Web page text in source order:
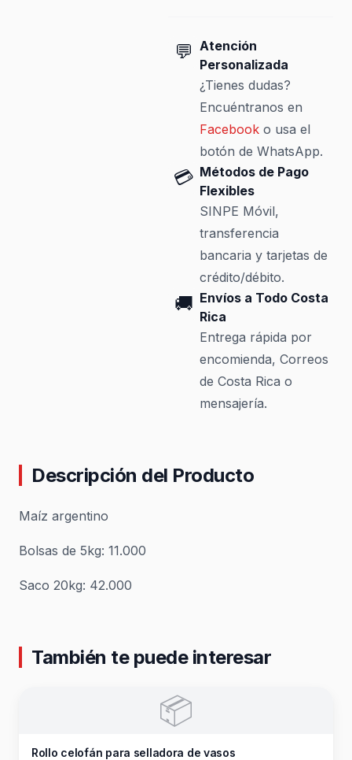
💬 Atención
Personalizada
¿Tienes dudas?
Encuéntranos en
Facebooko usa el
botón de WhatsApp.
💳 Métodos de Pago
Flexibles
SINPE Móvil,
transferencia
bancaria y tarjetas de
crédito/débito.
🚚 Envíos a Todo Costa
Rica
Entrega rápida por
encomienda, Correos
de Costa Rica o
mensajería.
Descripción del Producto
Maíz argentino
Bolsas de 5kg: 11.000
Saco 20kg: 42.000
También te puede interesar
📦
Rollo celofán para selladora de vasos